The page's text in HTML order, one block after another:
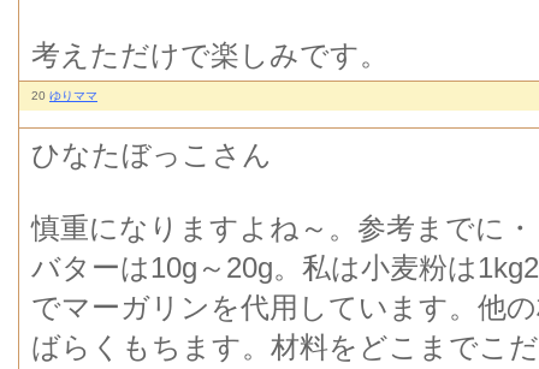
考えただけで楽しみです。
20 ゆりママ
ひなたぼっこさん
慎重になりますよね～。参考までに
バターは10g～20g。私は小麦粉は
でマーガリンを代用しています。他
ばらくもちます。材料をどこまでこ